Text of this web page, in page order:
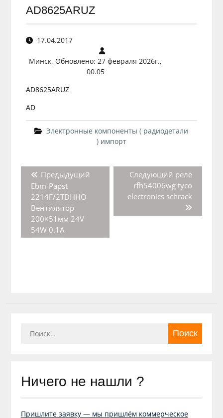
AD8625ARUZ
17.04.2017
Минск, Обновлено: 27 февраля 2026г.,
00.05
AD8625ARUZ
AD
Электронные компоненты ( радиодетали
) импорт
записям
Предыдущий Предыдущая
Ebm-Papst
2214F/2TDHHO
Вентилятор
200×51мм 24V
54W 0.1A
Следующий Следующая
запись:
реле
rfh54006wg tyco
electronics schrack
Ничего не нашли ?
Пришлите заявку — мы пришлём коммерческое